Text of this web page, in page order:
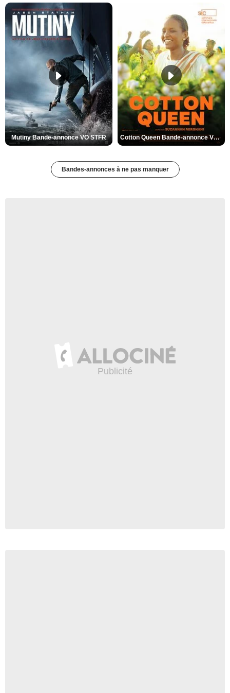
Mutiny Bande-annonce VO STFR Cotton Queen Bande-annonce VO STFR
Bandes-annonces à ne pas manquer